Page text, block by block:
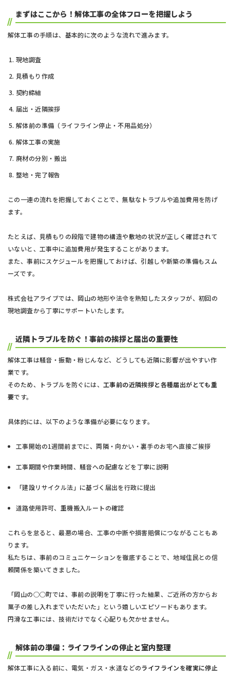
まずはここから！解体工事の全体フローを把握しよう
解体工事の手順は、基本的に次のような流れで進みます。
現地調査
見積もり作成
契約締結
届出・近隣挨拶
解体前の準備（ライフライン停止・不用品処分）
解体工事の実施
廃材の分別・搬出
整地・完了報告
この一連の流れを把握しておくことで、無駄なトラブルや追加費用を防げ
ます。
たとえば、見積もりの段階で建物の構造や敷地の状況が正しく確認されて
いないと、工事中に追加費用が発生することがあります。
また、事前にスケジュールを把握しておけば、引越しや新築の準備もスム
ーズです。
株式会社アライブでは、岡山の地形や法令を熟知したスタッフが、初回の
現地調査から丁寧にサポートいたします。
近隣トラブルを防ぐ！事前の挨拶と届出の重要性
解体工事は騒音・振動・粉じんなど、どうしても近隣に影響が出やすい作
業です。
そのため、トラブルを防ぐには、 工事前の近隣挨拶と各種届出がとても重
要です。
具体的には、以下のような準備が必要になります。
工事開始の1週間前までに、両隣・向かい・裏手のお宅へ直接ご挨拶
工事期間や作業時間、騒音への配慮などを丁寧に説明
「建設リサイクル法」に基づく届出を行政に提出
道路使用許可、重機搬入ルートの確認
これらを怠ると、最悪の場合、工事の中断や損害賠償につながることもあ
ります。
私たちは、事前のコミュニケーションを徹底することで、地域住民との信
頼関係を築いてきました。
「岡山の○○町では、事前の説明を丁寧に行った結果、ご近所の方からお
菓子の差し入れまでいただいた」という嬉しいエピソードもあります。
円滑な工事には、技術だけでなく心配りも欠かせません。
解体前の準備：ライフラインの停止と室内整理
解体工事に入る前に、電気・ガス・水道などのライフラインを確実に停止